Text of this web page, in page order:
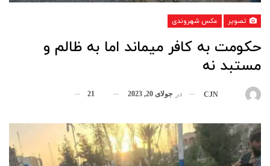
تصویر عکس شهروندی
حکومت به کافر میماند اما به ظالم و
مستبد نه
CJN در جولای 20, 2023 21